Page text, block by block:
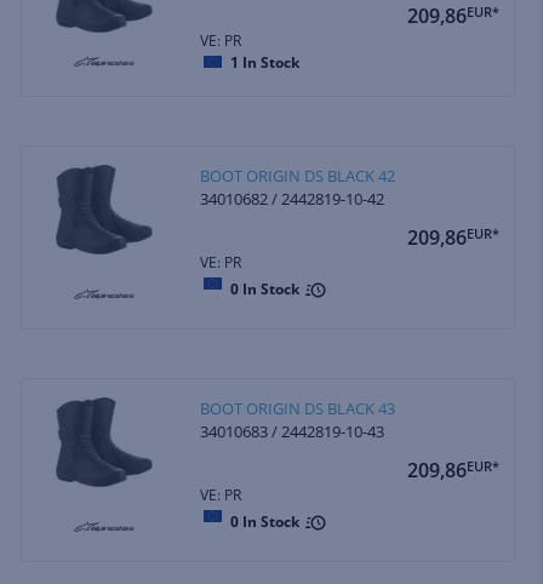
209,86EUR*
VE: PR
1 In Stock
BOOT ORIGIN DS BLACK 42
34010682 / 2442819-10-42
209,86EUR*
VE: PR
0 In Stock
BOOT ORIGIN DS BLACK 43
34010683 / 2442819-10-43
209,86EUR*
VE: PR
0 In Stock